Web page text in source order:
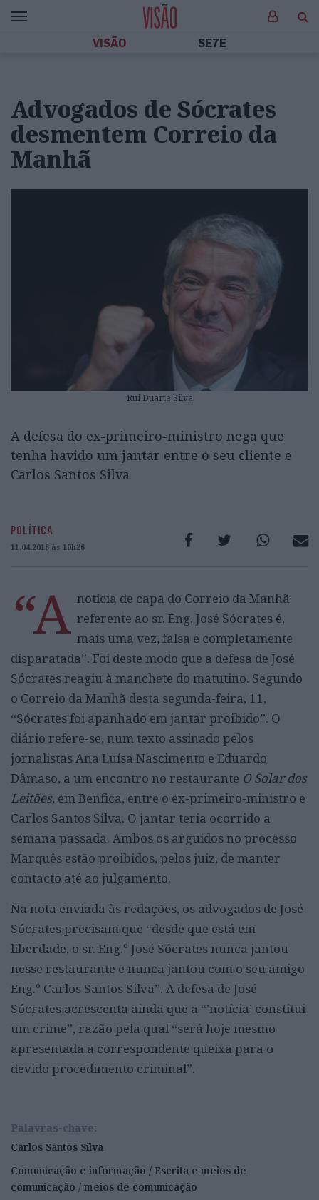
VISÃO SE7E
Advogados de Sócrates
desmentem Correio da
Manhã
Rui Duarte Silva
A defesa do ex-primeiro-ministro nega que
tenha havido um jantar entre o seu cliente e
Carlos Santos Silva
POLÍTICA
11.04.2016 às 10h26
“A notícia de capa do Correio da Manhã
referente ao sr. Eng. José Sócrates é,
mais uma vez, falsa e completamente
disparatada”. Foi deste modo que a defesa de José
Sócrates reagiu à manchete do matutino. Segundo
o Correio da Manhã desta segunda-feira, 11,
“Sócrates foi apanhado em jantar proibido”. O
diário refere-se, num texto assinado pelos
jornalistas Ana Luísa Nascimento e Eduardo
Dâmaso, a um encontro no restaurante O Solar dos
Leitões, em Benfica, entre o ex-primeiro-ministro e
Carlos Santos Silva. O jantar teria ocorrido a
semana passada. Ambos os arguidos no processo
Marquês estão proibidos, pelos juiz, de manter
contacto até ao julgamento.
Na nota enviada às redações, os advogados de José
Sócrates precisam que “desde que está em
liberdade, o sr. Eng.º José Sócrates nunca jantou
nesse restaurante e nunca jantou com o seu amigo
Eng.º Carlos Santos Silva”. A defesa de José
Sócrates acrescenta ainda que a “’notícia’ constitui
um crime”, razão pela qual “será hoje mesmo
apresentada a correspondente queixa para o
devido procedimento criminal”.
Palavras-chave:
Carlos Santos Silva
Comunicação e informação / Escrita e meios de
comunicação / meios de comunicação